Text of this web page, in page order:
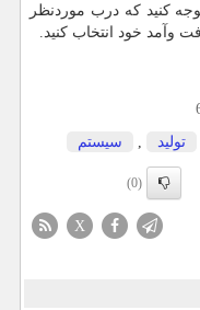
کنید که درب موردنظر
وآمد خود انتخاب کنید.
تولید , سیستم
(0)
X